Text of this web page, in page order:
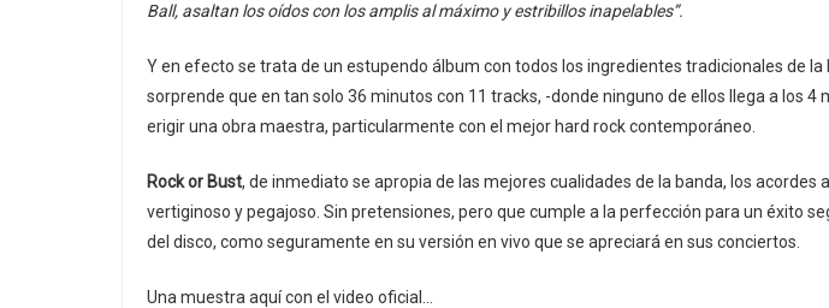
Ball, asaltan los oídos con los amplis al máximo y estribillos inapelables”.
Y en efecto se trata de un estupendo álbum con todos los ingredientes tradicionales de la
sorprende que en tan solo 36 minutos con 11 tracks, -donde ninguno de ellos llega a los 4
erigir una obra maestra, particularmente con el mejor hard rock contemporáneo.
Rock or Bust, de inmediato se apropia de las mejores cualidades de la banda, los acordes
vertiginoso y pegajoso. Sin pretensiones, pero que cumple a la perfección para un éxito
del disco, como seguramente en su versión en vivo que se apreciará en sus conciertos.
Una muestra aquí con el video oficial…